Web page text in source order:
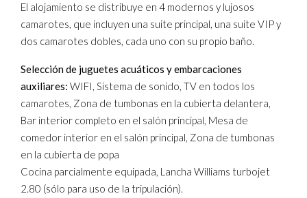
El alojamiento se distribuye en 4 modernos y lujosos
camarotes, que incluyen una suite principal, una suite VIP y
dos camarotes dobles, cada uno con su propio baño.
Selección de juguetes acuáticos y embarcaciones
auxiliares: WIFI, Sistema de sonido, TV en todos los
camarotes, Zona de tumbonas en la cubierta delantera,
Bar interior completo en el salón principal, Mesa de
comedor interior en el salón principal, Zona de tumbonas
en la cubierta de popa
Cocina parcialmente equipada, Lancha Williams turbojet
2.80 (sólo para uso de la tripulación).